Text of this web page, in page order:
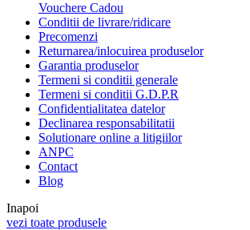
Vouchere Cadou
Conditii de livrare/ridicare
Precomenzi
Returnarea/inlocuirea produselor
Garantia produselor
Termeni si conditii generale
Termeni si conditii G.D.P.R
Confidentialitatea datelor
Declinarea responsabilitatii
Solutionare online a litigiilor
ANPC
Contact
Blog
Inapoi
vezi toate produsele